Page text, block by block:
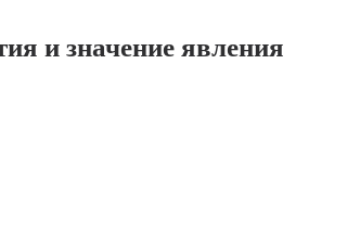
и значение явления